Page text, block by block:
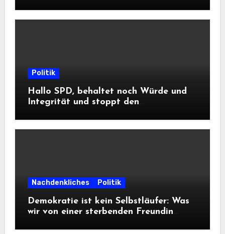
Politik
Hallo SPD, behaltet noch Würde und
Integrität und stoppt den
Informationsfreiheit!
Nachdenkliches Politik
Demokratie ist kein Selbstläufer: Was
wir von einer sterbenden Freundin